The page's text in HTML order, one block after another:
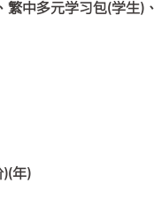
中多元学习包(学生)
)(年)